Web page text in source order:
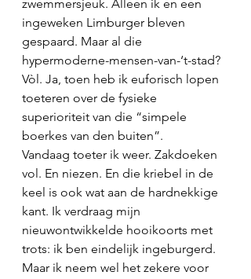
zwemmersjeuk. Alleen ik en een
ingeweken Limburger bleven
gespaard. Maar al die
hypermoderne-mensen-van-‘t-stad?
Vòl. Ja, toen heb ik euforisch lopen
toeteren over de fysieke
superioriteit van die “simpele
boerkes van den buiten”.
Vandaag toeter ik weer. Zakdoeken
vol. En niezen. En die kriebel in de
keel is ook wat aan de hardnekkige
kant. Ik verdraag mijn
nieuwontwikkelde hooikoorts met
trots: ik ben eindelijk ingeburgerd.
Maar ik neem wel het zekere voor